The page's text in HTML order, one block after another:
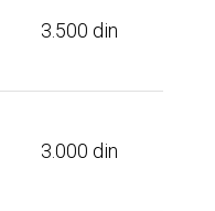
3.500 din
3.000 din